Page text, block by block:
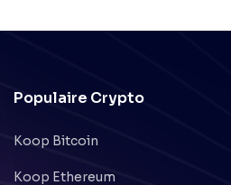
Populaire Crypto
Koop Bitcoin
Koop Ethereum